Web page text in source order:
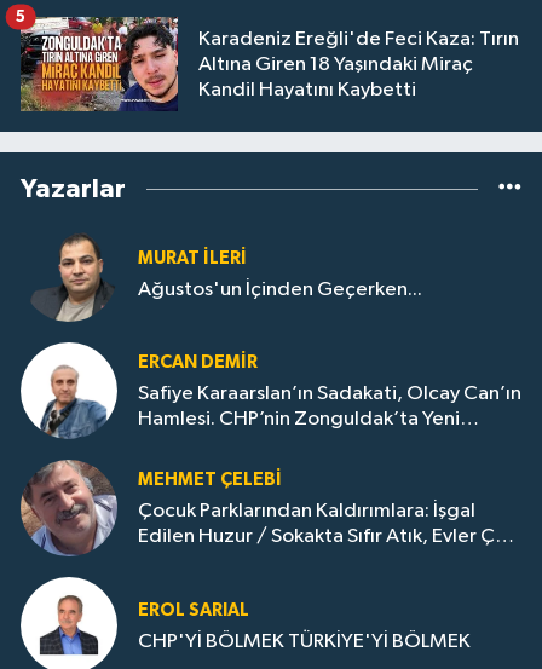
Karadeniz Ereğli'de Feci Kaza: Tırın
Altına Giren 18 Yaşındaki Miraç
Kandil Hayatını Kaybetti
5
Yazarlar
MURAT İLERI
Ağustos'un İçinden Geçerken...
ERCAN DEMIR
Safiye Karaarslan’ın Sadakati, Olcay Can’ın
Hamlesi. CHP’nin Zonguldak’ta Yeni
MEHMET ÇELEBI
Çocuk Parklarından Kaldırımlara: İşgal
Edilen Huzur / Sokakta Sıfır Atık, Evler Çöp
EROL SARIAL
CHP'Yİ BÖLMEK TÜRKİYE'Yİ BÖLMEK